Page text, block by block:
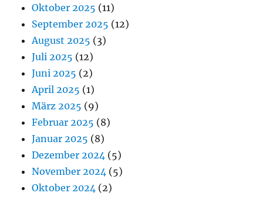
Oktober 2025 (11)
September 2025 (12)
August 2025 (3)
Juli 2025 (12)
Juni 2025 (2)
April 2025 (1)
März 2025 (9)
Februar 2025 (8)
Januar 2025 (8)
Dezember 2024 (5)
November 2024 (5)
Oktober 2024 (2)